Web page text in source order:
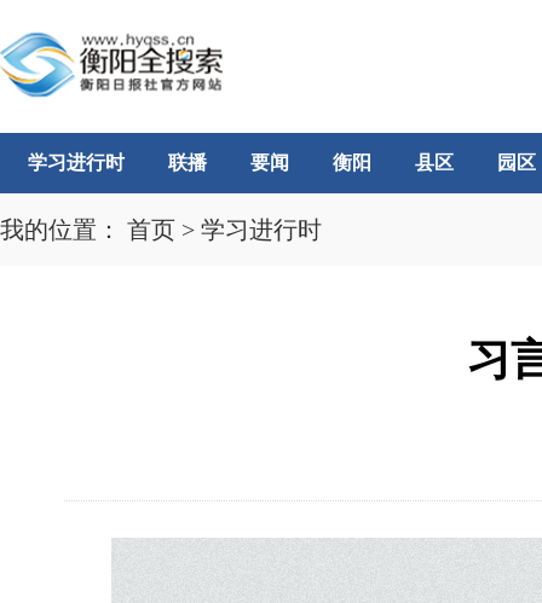
学习进行时 联播 要闻 衡阳 县区 园区
我的位置： 首页 > 学习进行时
习